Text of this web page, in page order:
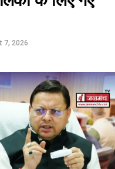
BREAKING NEWS
UTTARAKHAND NEWS
जाम लगाकर की
7, 2026